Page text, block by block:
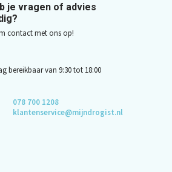
je vragen of advies
contact met ons op!
bereikbaar van 9:30 tot 18:00
078 700 1208
klantenservice@mijndrogist.nl